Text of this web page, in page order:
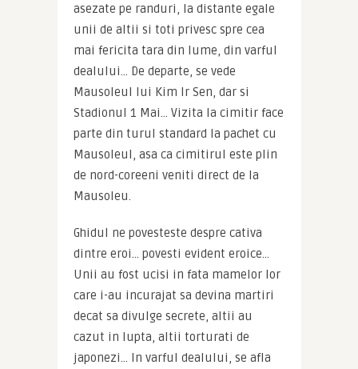
asezate pe randuri, la distante egale
unii de altii si toti privesc spre cea
mai fericita tara din lume, din varful
dealului… De departe, se vede
Mausoleul lui Kim Ir Sen, dar si
Stadionul 1 Mai… Vizita la cimitir face
parte din turul standard la pachet cu
Mausoleul, asa ca cimitirul este plin
de nord-coreeni veniti direct de la
Mausoleu.
Ghidul ne povesteste despre cativa
dintre eroi… povesti evident eroice…
Unii au fost ucisi in fata mamelor lor
care i-au incurajat sa devina martiri
decat sa divulge secrete, altii au
cazut in lupta, altii torturati de
japonezi… In varful dealului, se afla